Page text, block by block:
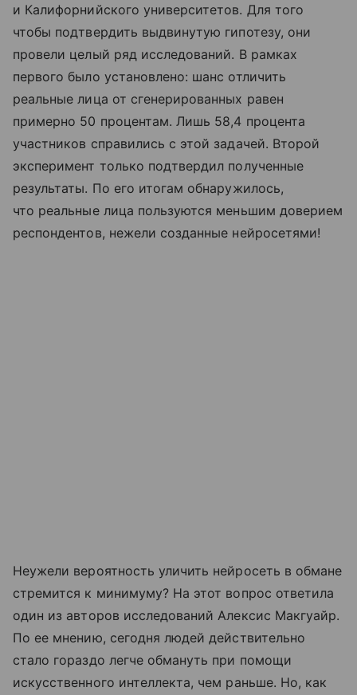
и Калифорнийского университетов. Для того
чтобы подтвердить выдвинутую гипотезу, они
провели целый ряд исследований. В рамках
первого было установлено: шанс отличить
реальные лица от сгенерированных равен
примерно 50 процентам. Лишь 58,4 процента
участников справились с этой задачей. Второй
эксперимент только подтвердил полученные
результаты. По его итогам обнаружилось,
что реальные лица пользуются меньшим доверием
респондентов, нежели созданные нейросетями!
Неужели вероятность уличить нейросеть в обмане
стремится к минимуму? На этот вопрос ответила
один из авторов исследований Алексис Макгуайр.
По ее мнению, сегодня людей действительно
стало гораздо легче обмануть при помощи
искусственного интеллекта, чем раньше. Но, как